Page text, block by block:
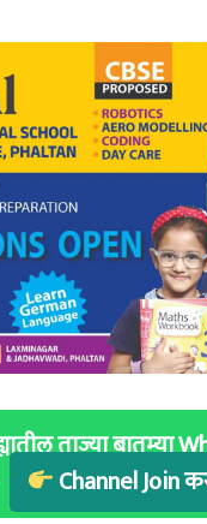
ताज्या बातम्या
Channel Join